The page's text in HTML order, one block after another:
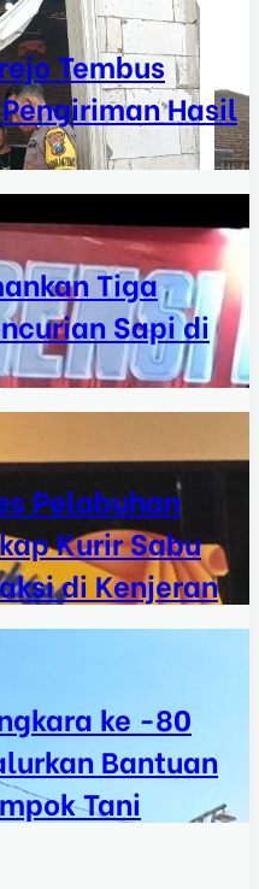
Tembus
Hasil
Tiga
Sapi di
Pelabuhan
Kurir Sabu
di Kenjeran
ke -80
Bantuan
Tani